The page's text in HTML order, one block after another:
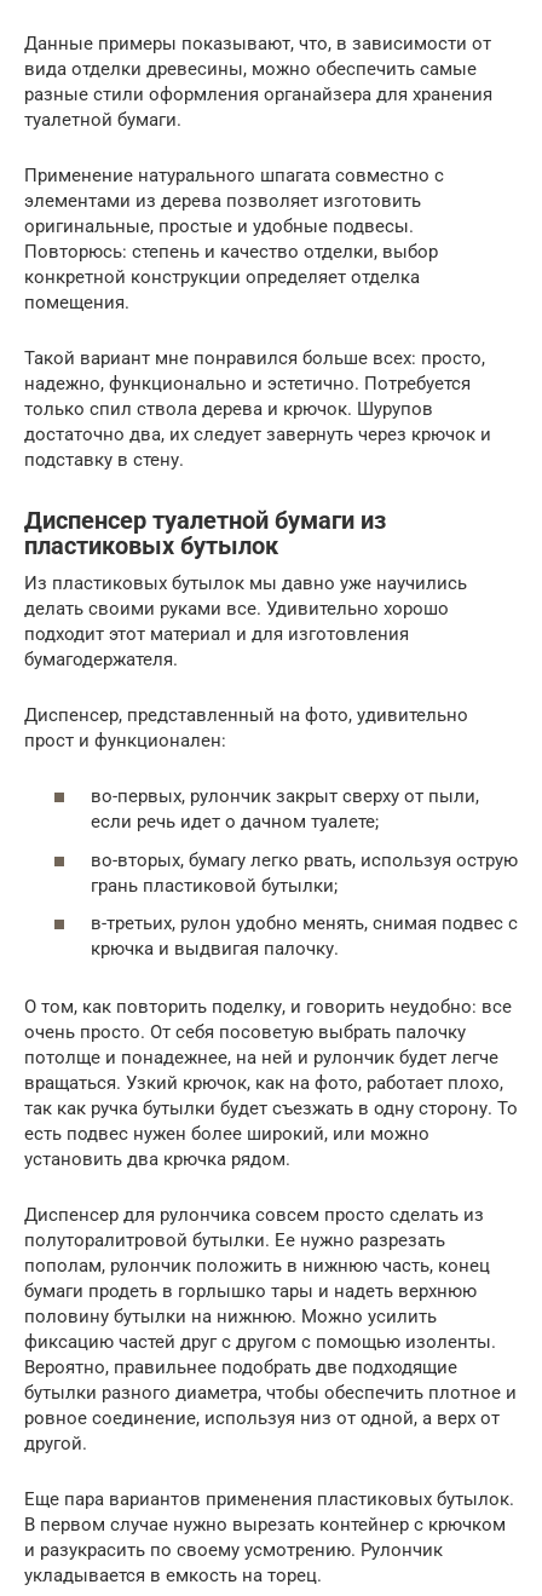
Данные примеры показывают, что, в зависимости от
вида отделки древесины, можно обеспечить самые
разные стили оформления органайзера для хранения
туалетной бумаги.
Применение натурального шпагата совместно с
элементами из дерева позволяет изготовить
оригинальные, простые и удобные подвесы.
Повторюсь: степень и качество отделки, выбор
конкретной конструкции определяет отделка
помещения.
Такой вариант мне понравился больше всех: просто,
надежно, функционально и эстетично. Потребуется
только спил ствола дерева и крючок. Шурупов
достаточно два, их следует завернуть через крючок и
подставку в стену.
Диспенсер туалетной бумаги из
пластиковых бутылок
Из пластиковых бутылок мы давно уже научились
делать своими руками все. Удивительно хорошо
подходит этот материал и для изготовления
бумагодержателя.
Диспенсер, представленный на фото, удивительно
прост и функционален:
во-первых, рулончик закрыт сверху от пыли,
если речь идет о дачном туалете;
во-вторых, бумагу легко рвать, используя острую
грань пластиковой бутылки;
в-третьих, рулон удобно менять, снимая подвес с
крючка и выдвигая палочку.
О том, как повторить поделку, и говорить неудобно: все
очень просто. От себя посоветую выбрать палочку
потолще и понадежнее, на ней и рулончик будет легче
вращаться. Узкий крючок, как на фото, работает плохо,
так как ручка бутылки будет съезжать в одну сторону. То
есть подвес нужен более широкий, или можно
установить два крючка рядом.
Диспенсер для рулончика совсем просто сделать из
полуторалитровой бутылки. Ее нужно разрезать
пополам, рулончик положить в нижнюю часть, конец
бумаги продеть в горлышко тары и надеть верхнюю
половину бутылки на нижнюю. Можно усилить
фиксацию частей друг с другом с помощью изоленты.
Вероятно, правильнее подобрать две подходящие
бутылки разного диаметра, чтобы обеспечить плотное и
ровное соединение, используя низ от одной, а верх от
другой.
Еще пара вариантов применения пластиковых бутылок.
В первом случае нужно вырезать контейнер с крючком
и разукрасить по своему усмотрению. Рулончик
укладывается в емкость на торец.